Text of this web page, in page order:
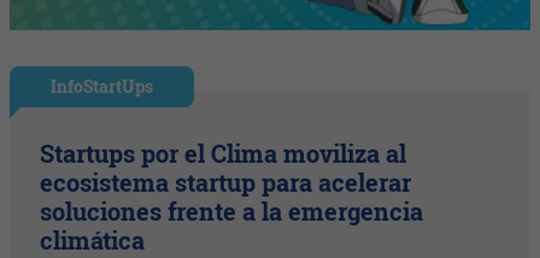
InfoStartUps
Startups por el Clima moviliza al
ecosistema startup para acelerar
soluciones frente a la emergencia
climática